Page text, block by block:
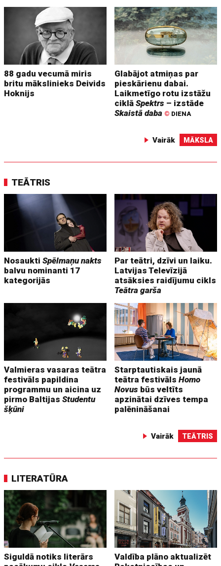
88 gadu vecumā miris
britu mākslinieks Deivids
Hoknijs
Glabājot atmiņas par
pieskārienu dabai.
Laikmetīgo rotu izstāžu
ciklāSpektrs – izstāde
Skaistā daba © DIENA
Vairāk MĀKSLA
TEĀTRIS
NosauktiSpēlmaņu nakts
balvu nominanti 17
kategorijās
Par teātri, dzīvi un laiku.
Latvijas Televīzijā
atsāksies raidījumu cikls
Teātra garša
Valmieras vasaras teātra
festivāls papildina
programmu un aicina uz
pirmo BaltijasStudentu
šķūni
Starptautiskais jaunā
teātra festivālsHomo
Novus būs veltīts
apzinātai dzīves tempa
palēnināšanai
Vairāk TEĀTRIS
LITERATŪRA
Siguldā notiks literārs
Valdība plāno aktualizēt